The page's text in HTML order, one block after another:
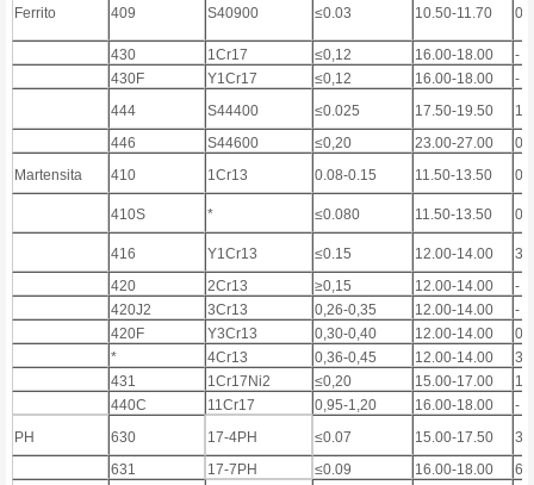
Ferrito 409 S40900 ≤0.03 10.50-11.70
430 1Cr17 ≤0,12 16.00-18.00
-
430F
Y1Cr17 ≤0,12 16.00-18.00
-
444
S44400 ≤0.025 17.50-19.50
1
446
S44600 ≤0,20 23.00-27.00
Martensita
410 1Cr13 0.08-0.15 11.50-13.50
410S * ≤0.080 11.50-13.50
416 Y1Cr13 ≤0.15 12.00-14.00
3)
420
2Cr13 ≥0,15 12.00-14.00
-
420J2
3Cr13 0,26-0,35 12.00-14.00
-
420F
Y3Cr13 0,30-0,40 12.00-14.00
*
4Cr13 0,36-0,45 12.00-14.00
3)
431
1Cr17Ni2 ≤0,20 15.00-17.00
440C
11Cr17 0,95-1,20 16.00-18.00
-
PH
630 17-4PH ≤0.07 15.00-17.50
631
17-7PH ≤0.09 16.00-18.00